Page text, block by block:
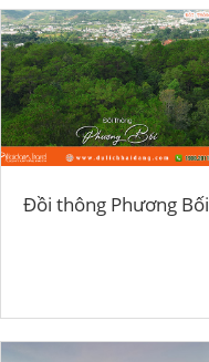
Đồi thông Phương Bối